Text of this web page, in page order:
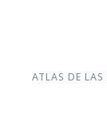
ATLAS DE